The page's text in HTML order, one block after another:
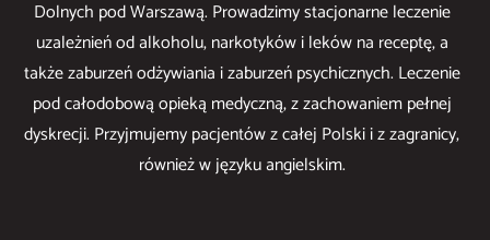
Dolnych pod Warszawą. Prowadzimy stacjonarne leczenie
uzależnień od alkoholu, narkotyków i leków na receptę, a
także zaburzeń odżywiania i zaburzeń psychicznych. Leczenie
pod całodobową opieką medyczną, z zachowaniem pełnej
dyskrecji. Przyjmujemy pacjentów z całej Polski i z zagranicy,
również w języku angielskim.